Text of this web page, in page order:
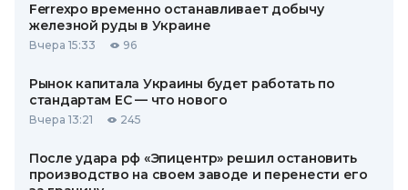
Ferrexpo временно останавливает добычу
железной руды в Украине
Вчера 15:33 96
Рынок капитала Украины будет работать по
стандартам ЕС — что нового
Вчера 13:21 245
После удара рф «Эпицентр» решил остановить
производство на своем заводе и перенести его